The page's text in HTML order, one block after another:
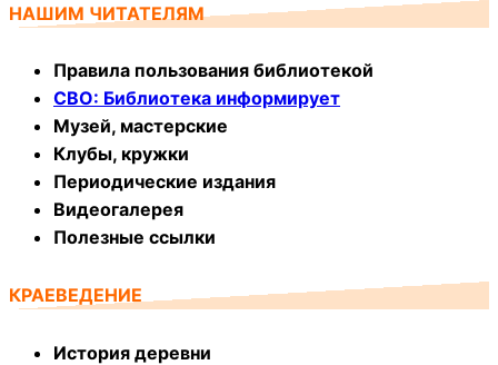
НАШИМ ЧИТАТЕЛЯМ
Правила пользования библиотекой
СВО: Библиотека информирует
Музей, мастерские
Клубы, кружки
Периодические издания
Видеогалерея
Полезные ссылки
КРАЕВЕДЕНИЕ
История деревни